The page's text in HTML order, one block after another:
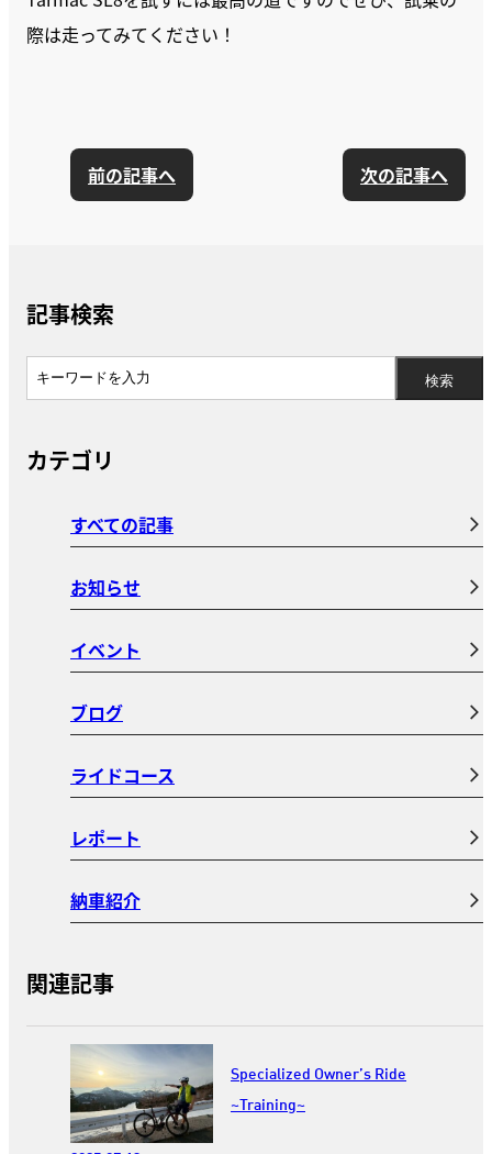
際は走ってみてください！
前の記事へ 次の記事へ
記事検索
カテゴリ
すべての記事
お知らせ
イベント
ブログ
ライドコース
レポート
納車紹介
関連記事
Specialized Owner’s Ride
~Training~